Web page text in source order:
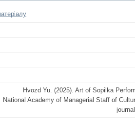
Нvozd Yu. (2025). Art of Sopilka
National Academy of Managerial Staff of